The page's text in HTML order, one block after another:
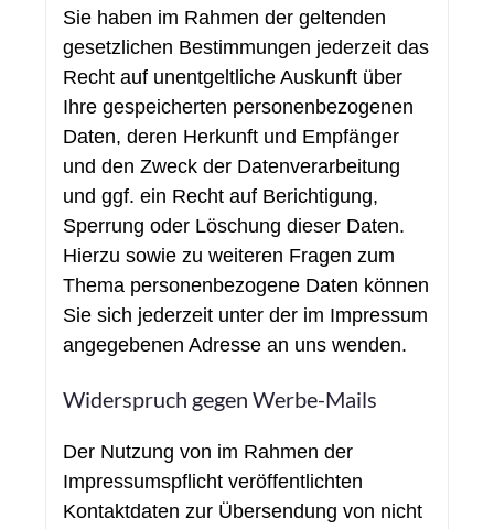
Sie haben im Rahmen der geltenden
gesetzlichen Bestimmungen jederzeit das
Recht auf unentgeltliche Auskunft über
Ihre gespeicherten personenbezogenen
Daten, deren Herkunft und Empfänger
und den Zweck der Datenverarbeitung
und ggf. ein Recht auf Berichtigung,
Sperrung oder Löschung dieser Daten.
Hierzu sowie zu weiteren Fragen zum
Thema personenbezogene Daten können
Sie sich jederzeit unter der im Impressum
angegebenen Adresse an uns wenden.
Widerspruch gegen Werbe-Mails
Der Nutzung von im Rahmen der
Impressumspflicht veröffentlichten
Kontaktdaten zur Übersendung von nicht